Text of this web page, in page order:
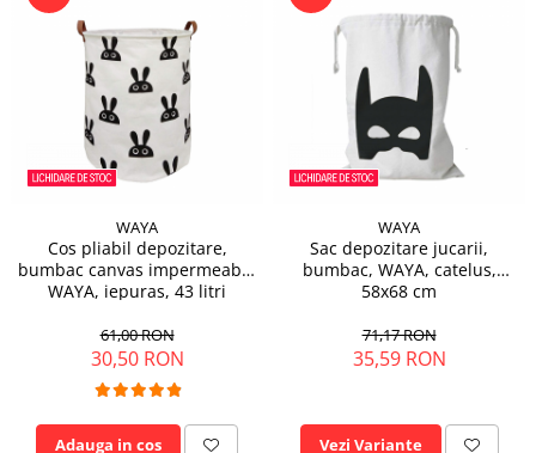
WAYA
Cos pliabil depozitare,
bumbac canvas impermeabil,
WAYA, iepuras, 43 litri
61,00 RON
30,50 RON
Adauga in cos
WAYA
Sac depozitare jucarii,
bumbac, WAYA, catelus,
58x68 cm
71,17 RON
35,59 RON
Vezi Variante